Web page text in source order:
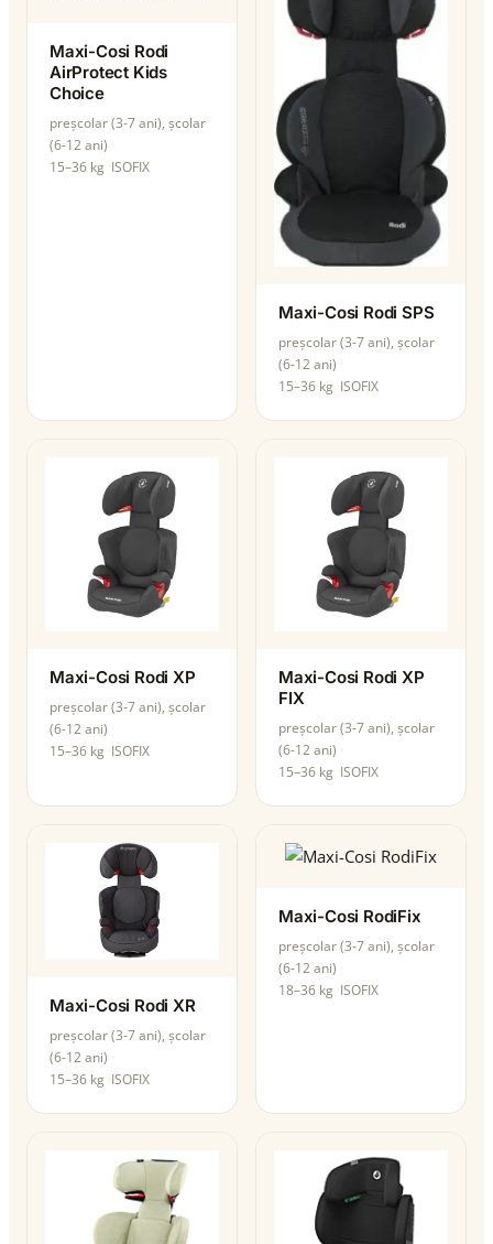
Maxi-Cosi Rodi
AirProtect Kids
Choice
preșcolar (3-7 ani), școlar
(6-12 ani)
15–36 kg ISOFIX
Maxi-Cosi Rodi SPS
preșcolar (3-7 ani), școlar
(6-12 ani)
15–36 kg ISOFIX
Maxi-Cosi Rodi XP
preșcolar (3-7 ani), școlar
(6-12 ani)
15–36 kg ISOFIX
Maxi-Cosi Rodi XP
FIX
preșcolar (3-7 ani), școlar
(6-12 ani)
15–36 kg ISOFIX
Maxi-Cosi Rodi XR
preșcolar (3-7 ani), școlar
(6-12 ani)
15–36 kg ISOFIX
Maxi-Cosi RodiFix
preșcolar (3-7 ani), școlar
(6-12 ani)
18–36 kg ISOFIX